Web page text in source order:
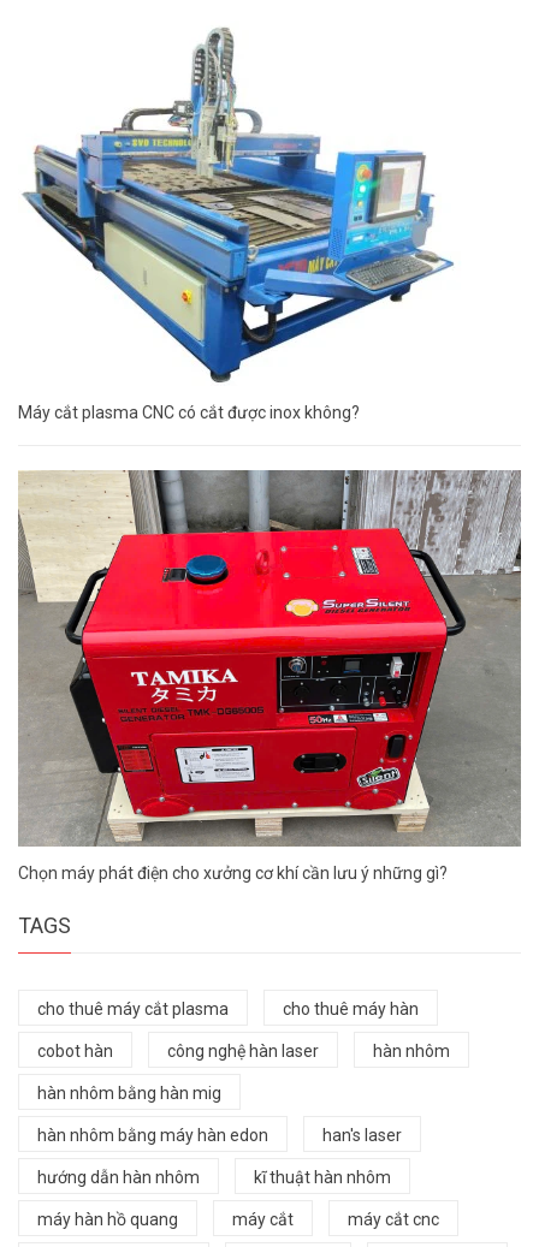
Máy cắt plasma CNC có cắt được inox không?
Chọn máy phát điện cho xưởng cơ khí cần lưu ý những gì?
TAGS
cho thuê máy cắt plasma cho thuê máy hàn
cobot hàn công nghệ hàn laser hàn nhôm
hàn nhôm bằng hàn mig
hàn nhôm bằng máy hàn edon han's laser
hướng dẫn hàn nhôm kĩ thuật hàn nhôm
máy hàn hồ quang máy cắt máy cắt cnc